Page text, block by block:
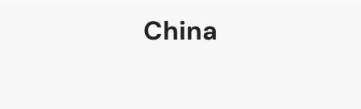
China